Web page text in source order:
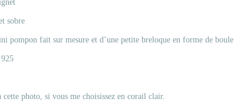
sobre
pompon fait sur mesure et d’une petite breloque en forme de boule
cette photo, si vous me choisissez en corail clair.